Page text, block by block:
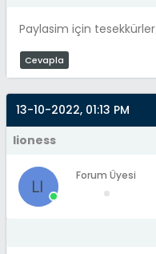
Paylasim için tesekkürler
Cevapla
13-10-2022, 01:13 PM
lioness
Forum Üyesi